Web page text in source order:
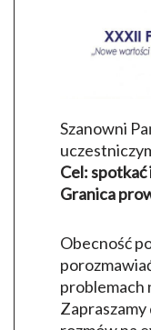
Szanowni
Cel: spotkać
Granica
Obecność
problemach